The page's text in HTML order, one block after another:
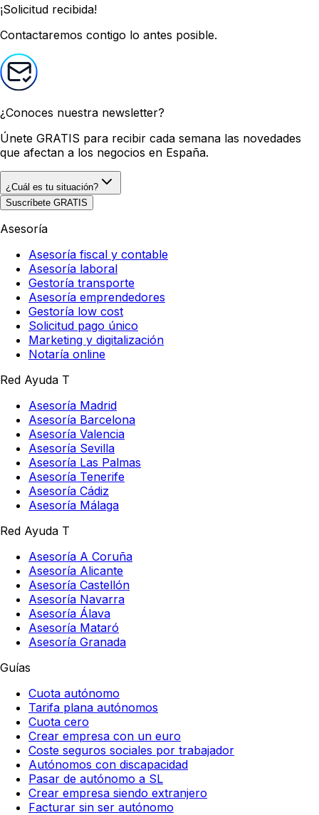
¡Solicitud recibida!
Contactaremos contigo lo antes posible.
¿Conoces nuestra newsletter?
Únete GRATIS para recibir cada semana las novedades
que afectan a los negocios en España.
¿Cuál es tu situación?
Suscríbete GRATIS
Asesoría
Asesoría fiscal y contable
Asesoría laboral
Gestoría transporte
Asesoría emprendedores
Gestoría low cost
Solicitud pago único
Marketing y digitalización
Notaría online
Red Ayuda T
Asesoría Madrid
Asesoría Barcelona
Asesoría Valencia
Asesoría Sevilla
Asesoría Las Palmas
Asesoría Tenerife
Asesoría Cádiz
Asesoría Málaga
Red Ayuda T
Asesoría A Coruña
Asesoría Alicante
Asesoría Castellón
Asesoría Navarra
Asesoría Álava
Asesoría Mataró
Asesoría Granada
Guías
Cuota autónomo
Tarifa plana autónomos
Cuota cero
Crear empresa con un euro
Coste seguros sociales por trabajador
Autónomos con discapacidad
Pasar de autónomo a SL
Crear empresa siendo extranjero
Facturar sin ser autónomo